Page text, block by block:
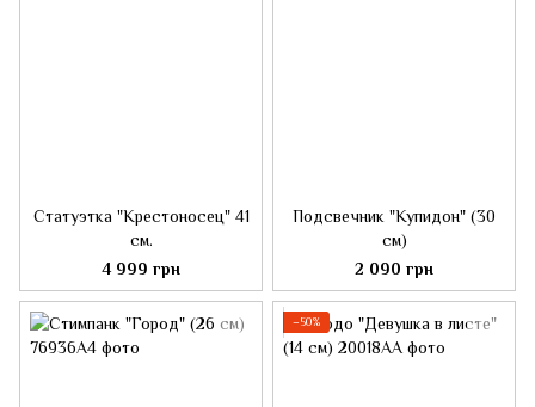
Статуэтка "Крестоносец" 41
см.
4 999 грн
Подсвечник "Купидон" (30
см)
2 090 грн
−50%